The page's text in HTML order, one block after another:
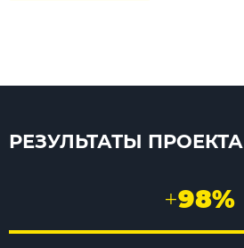
РЕЗУЛЬТАТЫ ПРОЕКТА
+98%